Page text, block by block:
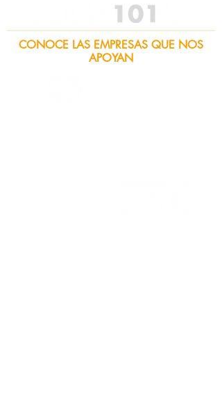
CONOCE LAS EMPRESAS QUE NOS
APOYAN